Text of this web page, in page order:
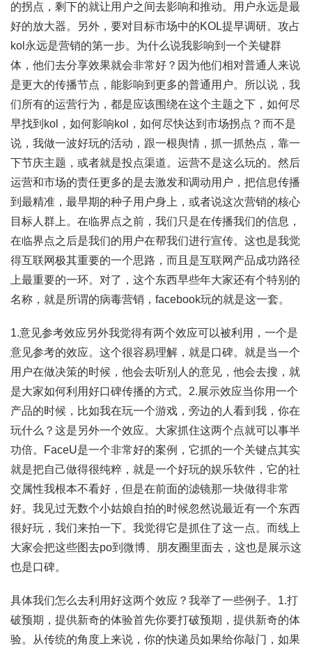
的拐点，剩下的就让用户之间去影响和推动。用户永远是最
好的放大器。另外，要对目标市场中的KOL提早调研。攻占
kol永远是营销的第一步。为什么说我影响到一个关键群
体，他们去分享效果就会非常好？因为他们相对普通人来说
是更大的传播节点，能影响到更多的普通用户。所以说，我
们所有的运营行为，都是应该围绕在这个主题之下，如何尽
早找到kol，如何影响kol，如何尽快达到市场拐点？而不是
说，我做一波好玩的活动，跟一根舆情，抓一抓热点，靠一
下节庆主题，或者就是投点渠道。运营不是这么玩的。然后
运营和市场的责任更多的是去激发和调动用户，把信息传播
到最精准，最早期的种子用户身上，或者说这次营销的核心
目标人群上。在临界点之前，我们只是在传播我们的信息，
在临界点之后是我们的用户在帮我们进行宣传。这也是我觉
得互联网极其重要的一个思路，而且是互联网产品成功路径
上最重要的一环。对了，这个东西早些年大家还有个特别的
名称，就是所谓的病毒营销，facebook玩的就是这一套。
1.意见参考效应另外我觉得有两个效应可以被利用，一个是
意见参考的效应。这个很容易理解，就是口碑。就是当一个
用户在做决策的时候，他会去听别人的意见，他会去搜，就
是大家如何利用好口碑传播的方式。2.展示效应当你用一个
产品的时候，比如我在玩一个游戏，旁边的人看到我，你在
玩什么？这是另外一个效应。大家抓住这两个点就可以事半
功倍。FaceU是一个非常好的案例，它抓的一个关键点其实
就是把自己做得很纯粹，就是一个好玩的娱乐软件，它的社
交属性我根本不看好，但是在前面的滤镜那一块做得非常
好。我见过无数个小姑娘自拍的时候忽然说最近有一个东西
很好玩，我们来拍一下。我觉得它是抓住了这一点。而线上
大家会把这些图去po到微博、朋友圈里面去，这也是展示这
也是口碑。
具体我们怎么去利用好这两个效应？我举了一些例子。1.打
破预期，提供新奇的体验首先你要打破预期，提供新奇的体
验。从传统的角度上来说，你的快递员如果给你敲门，如果